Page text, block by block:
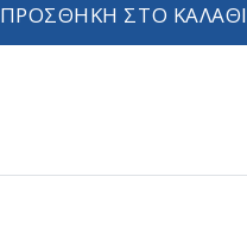
ΠΡΟΣΘΗΚΗ ΣΤΟ ΚΑΛΑΘΙ